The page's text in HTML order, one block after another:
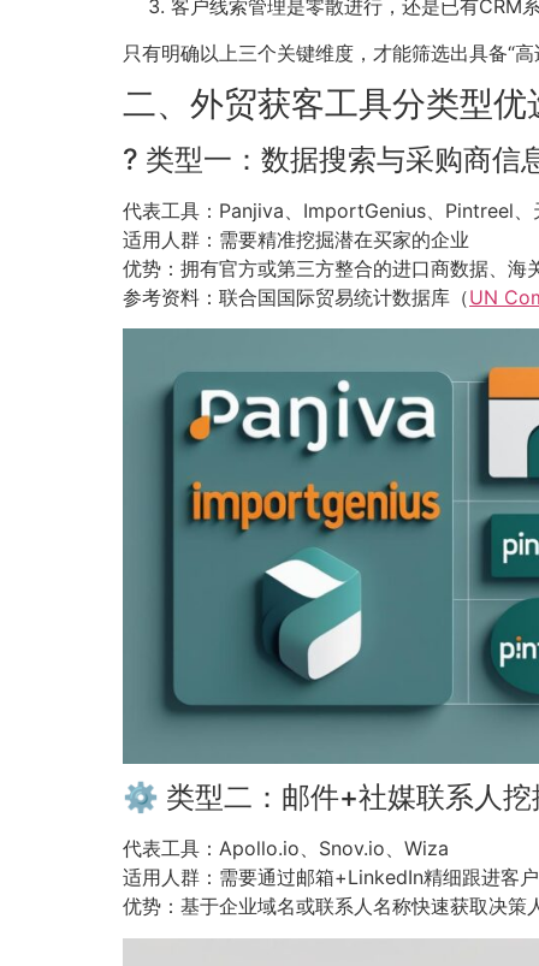
客户线索管理是零散进行，还是已有CRM
只有明确以上三个关键维度，才能筛选出具备“高
二、外贸获客工具分类型优
? 类型一：数据搜索与采购商信
代表工具：Panjiva、ImportGenius、Pintreel、
适用人群：需要精准挖掘潜在买家的企业
优势：拥有官方或第三方整合的进口商数据、
参考资料：联合国国际贸易统计数据库（UN
⚙ 类型二：邮件+社媒联系人挖
代表工具：Apollo.io、Snov.io、Wiza
适用人群：需要通过邮箱+LinkedIn精细跟进客
优势：基于企业域名或联系人名称快速获取决